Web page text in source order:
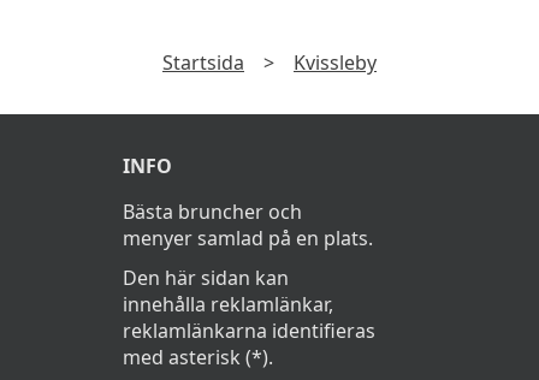
Startsida > Kvissleby
INFO
Bästa bruncher och
menyer samlad på en plats.
Den här sidan kan
innehålla reklamlänkar,
reklamlänkarna identifieras
med asterisk (*).